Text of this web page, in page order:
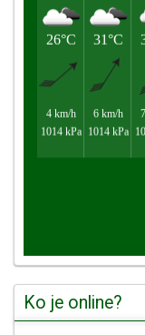
Ko je online?